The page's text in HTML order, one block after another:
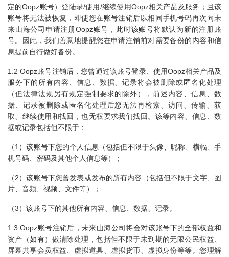
定的Oopz账号）登陆录/使用/继续使用Oopz相关产品及服务；且该
账号将无法被恢复，即使您在账号注销后以相同手机号码再次向未
来山海公司申请注册Oopz账号，此时该账号将默认为新的注册账
号。因此，我们善意地提醒您在申请注销前对需要备份的内容和信
息提前自行做好备份。
1.2 Oopz账号注销后，您曾通过该账号登录、使用Oopz相关产品及
服务下的所有内容、信息、数据、记录将会被删除或匿名化处理
（但法律法规另有规定强制要求的除外），前述内容、信息、数
据、记录被删除或匿名化处理后您无法再检索、访问、传输、获
取、继续使用和找回，也无权要求我们找回。该等内容、信息、数
据或记录包括但不限于：
（1）该账号下您的个人信息（包括但不限于头像、昵称、横幅、手
机号码、密码及其他个人信息等）；
（2）该账号下您曾发表或发布的所有内容（包括但不限于文字、图
片、音频、视频、文件等）；
（3）该账号下的其他所有内容、信息、数据、记录。
1.3 Oopz账号注销后，未来山海公司将会对该账号下的全部权益和
资产（如有）做清除处理，包括但不限于未到期的无限公民权益、
屏幕共享会员权益、虚拟道具、虚拟货币、虚拟身份等等。您理解